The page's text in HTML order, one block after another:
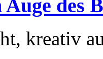
des
kreativ